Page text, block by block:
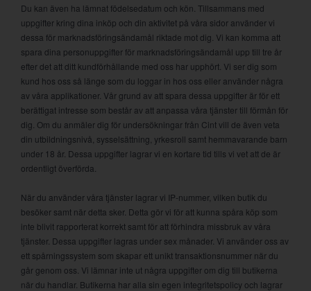
Du kan även ha lämnat födelsedatum och kön. Tillsammans med
uppgifter kring dina inköp och din aktivitet på våra sidor använder vi
dessa för marknadsföringsändamål riktade mot dig. Vi kan komma att
spara dina personuppgifter för marknadsföringsändamål upp till tre år
efter det att ditt kundförhållande med oss har upphört. Vi ser dig som
kund hos oss så länge som du loggar in hos oss eller använder några
av våra applikationer. Vår grund av att spara dessa uppgifter är för ett
berättigat intresse som består av att anpassa våra tjänster till förmån för
dig. Om du anmäler dig för undersökningar från Cint vill de även veta
din utbildningsnivå, sysselsättning, yrkesroll samt hemmavarande barn
under 18 år. Dessa uppgifter lagrar vi en kortare tid tills vi vet att de är
ordentligt överförda.
När du använder våra tjänster lagrar vi IP-nummer, vilken butik du
besöker samt när detta sker. Detta gör vi för att kunna spåra köp som
inte blivit rapporterat korrekt samt för att förhindra missbruk av våra
tjänster. Dessa uppgifter lagras under sex månader. Vi använder oss av
ett spårningssystem som skapar ett unikt transaktionsnummer när du
går genom oss. Vi lämnar inte ut några uppgifter om dig till butikerna
när du handlar. Butikerna har alla sin egen integritetspolicy och lagrar